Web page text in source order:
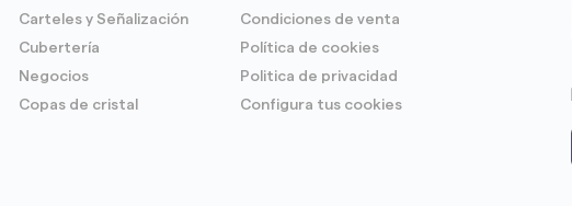
Carteles y Señalización
Cubertería
Negocios
Copas de cristal
Condiciones de venta
Política de cookies
Politica de privacidad
Configura tus cookies